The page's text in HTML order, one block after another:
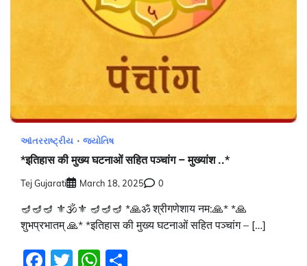
આંતરરાષ્ટ્રીય જ્યોતિષ
*इतिहास की मुख्य घटनाओं सहित पञ्चांग – मुख्यांश ..*
Tej Gujarati March 18, 2025 0
🪔🪔🪔 ⚜🕉⚜ 🪔🪔🪔 *🙏ॐ श्रीगणेशाय नम:🙏* *🙏
शुभप्रभातम् 🙏* *इतिहास की मुख्य घटनाओं सहित पञ्चांग – […]
Facebook
TwitterWhatsApp